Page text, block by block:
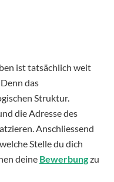
ist tatsächlich weit
das
Struktur.
die Adresse des
Anschliessend
Stelle du dich
deine Bewerbungzu